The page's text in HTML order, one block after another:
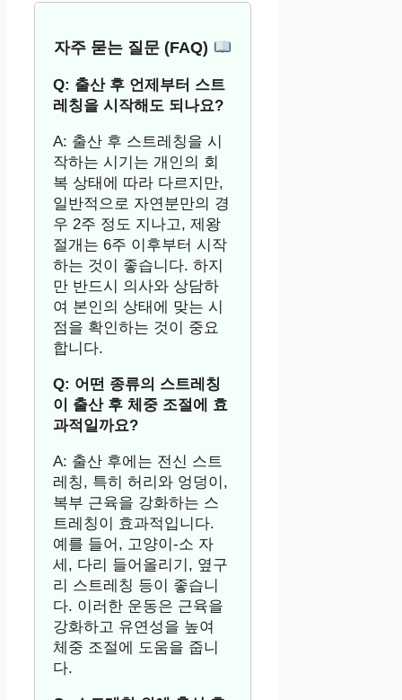
자주 묻는 질문 (FAQ)
Q: 출산 후 언제부터 스트
레칭을 시작해도 되나요?
A: 출산 후 스트레칭을 시
작하는 시기는 개인의 회
복 상태에 따라 다르지만,
일반적으로 자연분만의 경
우 2주 정도 지나고, 제왕
절개는 6주 이후부터 시작
하는 것이 좋습니다. 하지
만 반드시 의사와 상담하
여 본인의 상태에 맞는 시
점을 확인하는 것이 중요
합니다.
Q: 어떤 종류의 스트레칭
이 출산 후 체중 조절에 효
과적일까요?
A: 출산 후에는 전신 스트
레칭, 특히 허리와 엉덩이,
복부 근육을 강화하는 스
트레칭이 효과적입니다.
예를 들어, 고양이-소 자
세, 다리 들어올리기, 옆구
리 스트레칭 등이 좋습니
다. 이러한 운동은 근육을
강화하고 유연성을 높여
체중 조절에 도움을 줍니
다.